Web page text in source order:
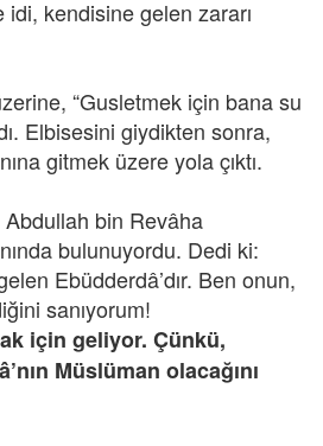
idi, kendisine gelen zararı
“Gusletmek için bana su
Elbisesini giydikten sonra,
gitmek üzere yola çıktı.
bin Revâha
bulunuyordu. Dedi ki:
Ebüdderdâ’dır. Ben onun,
sanıyorum!
için geliyor. Çünkü,
Müslüman olacağını